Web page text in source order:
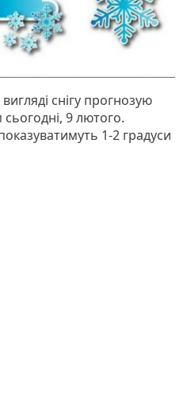
снігу прогнозую
9 лютого.
1-2 градуси